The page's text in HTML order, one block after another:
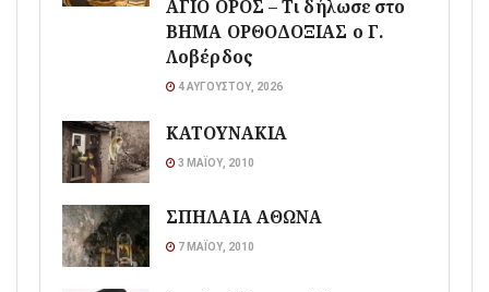
ΑΓΙΟ ΟΡΟΣ – Τι δήλωσε στο
ΒΗΜΑ ΟΡΘΟΔΟΞΙΑΣ ο Γ.
Λοβέρδος
4 ΑΥΓΟΎΣΤΟΥ, 2026
ΚΑΤΟΥΝΑΚΙΑ
3 ΜΑΪ́ΟΥ, 2010
ΣΠΗΛΑΙΑ ΑΘΩΝΑ
7 ΜΑΪ́ΟΥ, 2010